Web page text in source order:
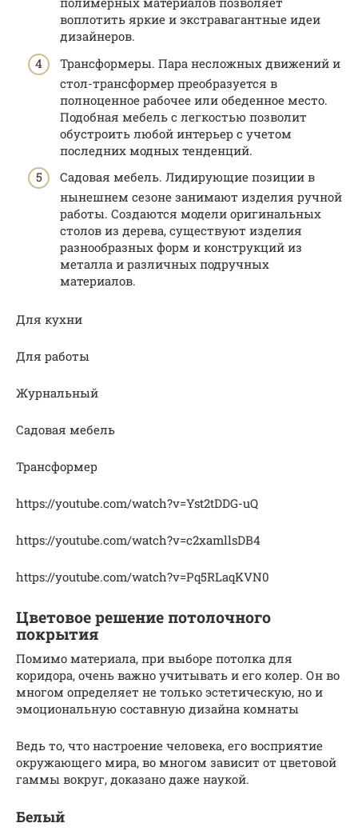
воплотить яркие и экстравагантные идеи
дизайнеров.
Трансформеры. Пара несложных движений и
стол-трансформер преобразуется в
полноценное рабочее или обеденное место.
Подобная мебель с легкостью позволит
обустроить любой интерьер с учетом
последних модных тенденций.
Садовая мебель. Лидирующие позиции в
нынешнем сезоне занимают изделия ручной
работы. Создаются модели оригинальных
столов из дерева, существуют изделия
разнообразных форм и конструкций из
металла и различных подручных
материалов.
Для кухни
Для работы
Журнальный
Садовая мебель
Трансформер
https://youtube.com/watch?v=Yst2tDDG-uQ
https://youtube.com/watch?v=c2xamllsDB4
https://youtube.com/watch?v=Pq5RLaqKVN0
Цветовое решение потолочного
покрытия
Помимо материала, при выборе потолка для
коридора, очень важно учитывать и его колер. Он во
многом определяет не только эстетическую, но и
эмоциональную составную дизайна комнаты
Ведь то, что настроение человека, его восприятие
окружающего мира, во многом зависит от цветовой
гаммы вокруг, доказано даже наукой.
Белый